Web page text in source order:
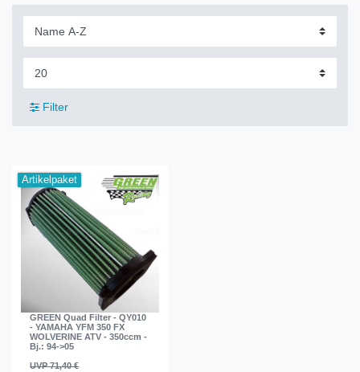
Filter
Artikelpaket
GREEN Quad Filter - QY010
- YAMAHA YFM 350 FX
WOLVERINE ATV - 350ccm -
Bj.: 94->05
UVP 71,40 €